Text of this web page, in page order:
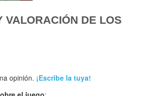
VALORACIÓN DE LOS
opinión. ¡Escribe la tuya!